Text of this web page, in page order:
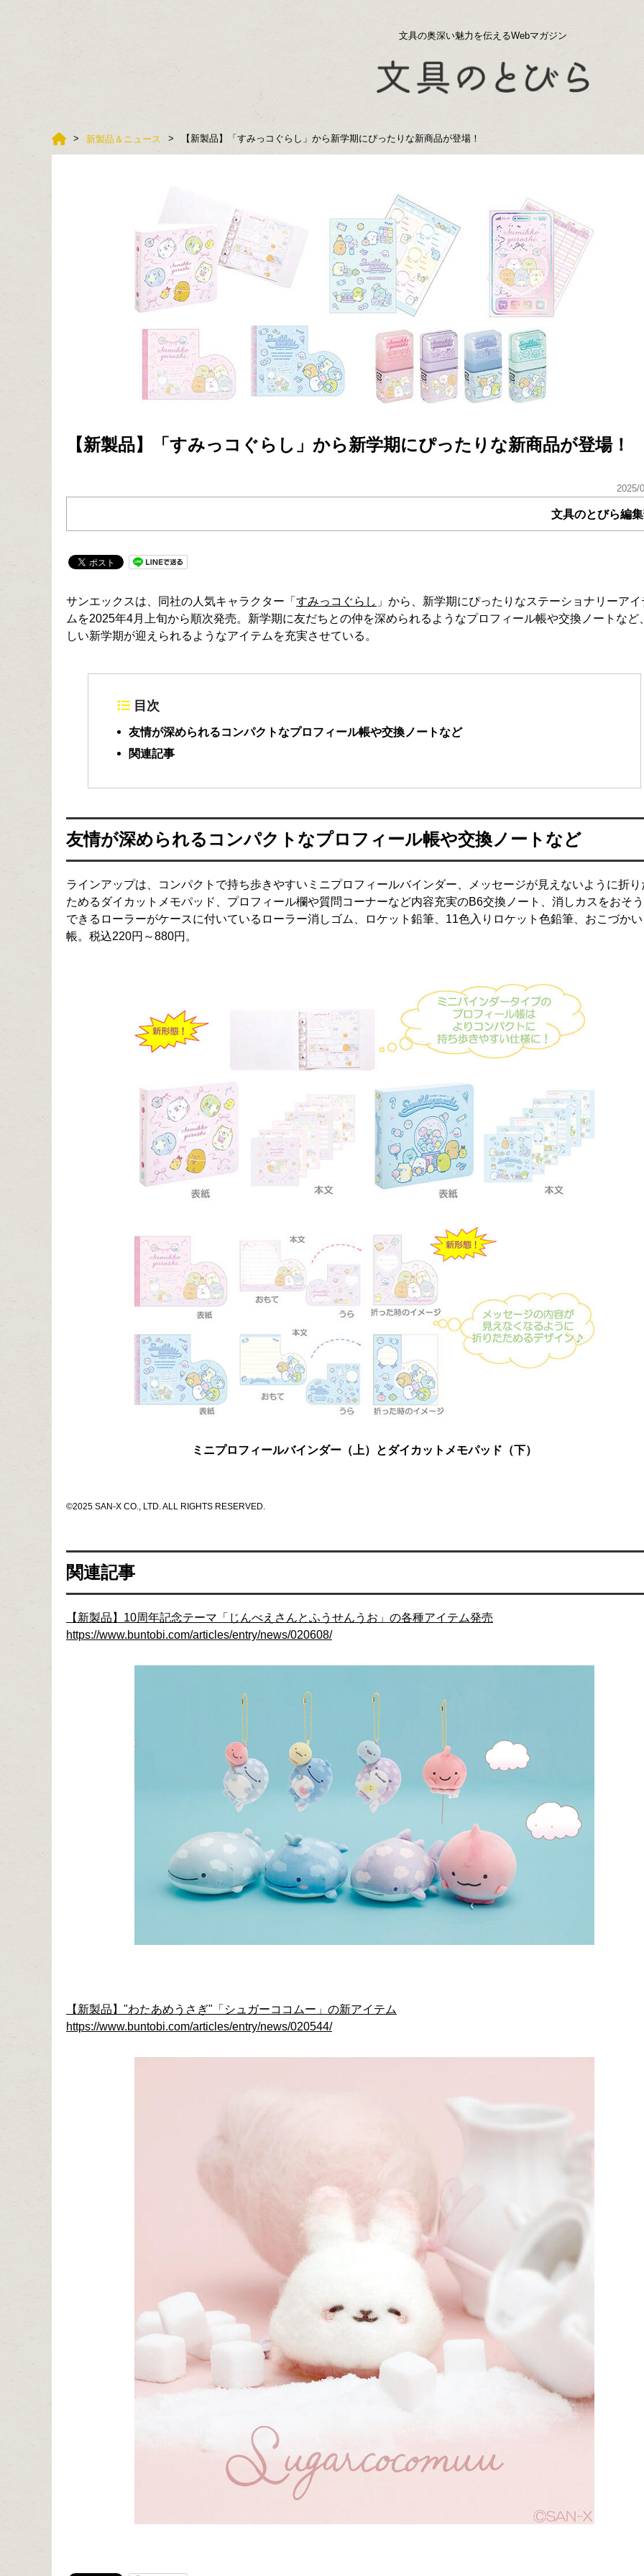
文具の奥深い魅力を伝えるWebマガジン
新製品＆ニュース 【新製品】「すみっコぐらし」から新学期にぴったりな新商品が登場！
【新製品】「すみっコぐらし」から新学期にぴったりな新商品が登場！
2025/
文具のとびら編
サンエックスは、同社の人気キャラクター「 すみっコぐらし 」から、新学期にぴったりなステーショナリーアイ
ムを2025年4月上旬から順次発売。新学期に友だちとの仲を深められるようなプロフィール帳や交換ノートなど
しい新学期が迎えられるようなアイテムを充実させている。
目次
友情が深められるコンパクトなプロフィール帳や交換ノートなど
関連記事
友情が深められるコンパクトなプロフィール帳や交換ノートなど
ラインアップは、コンパクトで持ち歩きやすいミニプロフィールバインダー、メッセージが見えないように折り
ためるダイカットメモパッド、プロフィール欄や質問コーナーなど内容充実のB6交換ノート、消しカスをおそ
できるローラーがケースに付いているローラー消しゴム、ロケット鉛筆、11色入りロケット色鉛筆、おこづかい
帳。税込220円～880円。
ミニプロフィールバインダー（上）とダイカットメモパッド（下）
©2025 SAN-X CO., LTD. ALL RIGHTS RESERVED.
関連記事
【新製品】10周年記念テーマ「じんべえさんとふうせんうお」の各種アイテム発売
https://www.buntobi.com/articles/entry/news/020608/
【新製品】"わたあめうさぎ"「シュガーココムー」の新アイテム
https://www.buntobi.com/articles/entry/news/020544/